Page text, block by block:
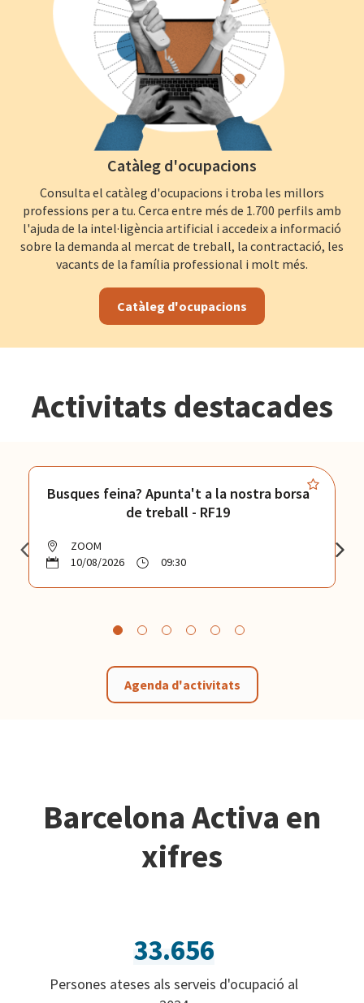
Catàleg d'ocupacions
Consulta el catàleg d'ocupacions i troba les millors
professions per a tu. Cerca entre més de 1.700 perfils amb
l'ajuda de la intel·ligència artificial i accedeix a informació
sobre la demanda al mercat de treball, la contractació, les
vacants de la família professional i molt més.
Catàleg d'ocupacions
Activitats destacades
Busques feina? Apunta't a la nostra borsa
de treball - RF19
ZOOM
10/08/2026
09:30
Agenda d'activitats
Barcelona Activa en
xifres
33.656
Persones ateses als serveis d'ocupació al